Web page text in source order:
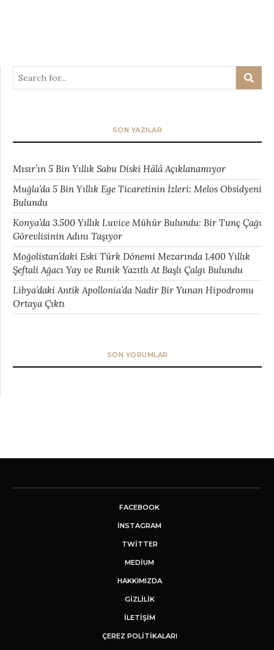
SON YAZILAR
Mısır’ın 5 Bin Yıllık Sabu Diski Hâlâ Açıklanamıyor
Muğla’da 5 Bin Yıllık Ege Ticaretinin İzleri: Melos Obsidyeni
Bulundu
Konya’da 3.500 Yıllık Luvice Mühür Bulundu: Bir Tunç Çağı
Görevlisinin Adını Taşıyor
Moğolistan’daki Eski Türk Dönemi Mezarında 1.400 Yıllık
Şeftali Ağacı Yay ve Runik Yazıtlı At Başlı Çalgı Bulundu
Libya’daki Antik Apollonia’da Nadir Bir Yunan Hipodromu
Ortaya Çıktı
SON YORUMLAR
FACEBOOK
INSTAGRAM
TWITTER
MEDIUM
HAKKIMIZDA
GİZLİLİK
İLETIŞIM
ÇEREZ POLITIKALARI